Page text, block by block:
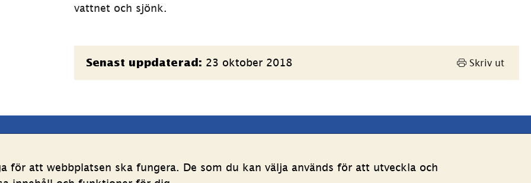
för att webbplatsen ska fungera. De som du kan välja används för att utveckla och
vattnet och sjönk.
Sidinformation
Senast uppdaterad: 23 oktober 2018 Skriv ut